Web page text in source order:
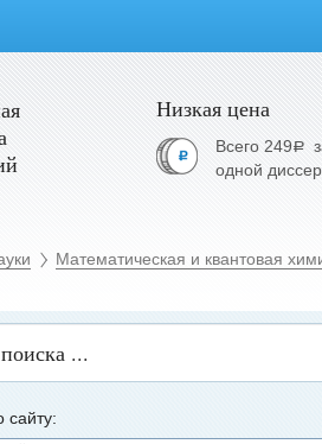
Низкая цена
Всего 249a
одной
Математическая и квантовая
сайту: